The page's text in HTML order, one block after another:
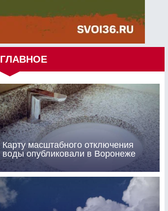
ГЛАВНОЕ
Карту масштабного отключения
воды опубликовали в Воронеже